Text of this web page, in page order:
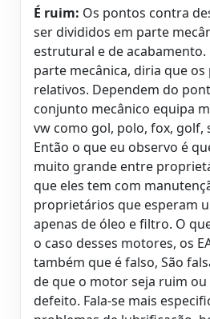
É ruim: Os pontos contra
ser divididos em parte
estrutural e de acabamento.
parte mecânica, diria que
relativos. Dependem do
conjunto mecânico equipa
vw como gol, polo, fox, golf,
Então o que eu observo é
muito grande entre
que eles tem com
proprietários que esperam
apenas de óleo e filtro. O
o caso desses motores, os
também que é falso, São
de que o motor seja ruim
defeito. Fala-se mais